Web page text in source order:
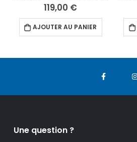
119,00 €
AJOUTER AU PANIER
Une question ?